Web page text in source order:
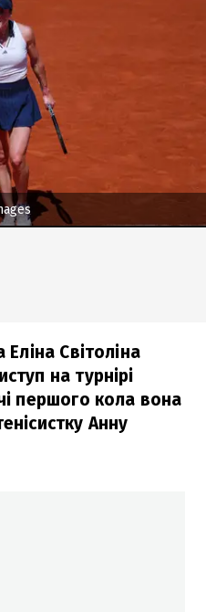
Еліна Світоліна
на турнірі
першого кола вона
Анну